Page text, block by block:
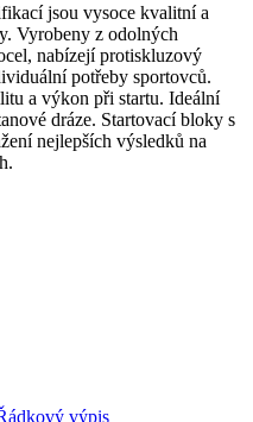
jsou vysoce kvalitní a
Vyrobeny z odolných
nabízejí protiskluzový
potřeby sportovců.
a výkon při startu. Ideální
dráze. Startovací bloky s
nejlepších výsledků na
výpis